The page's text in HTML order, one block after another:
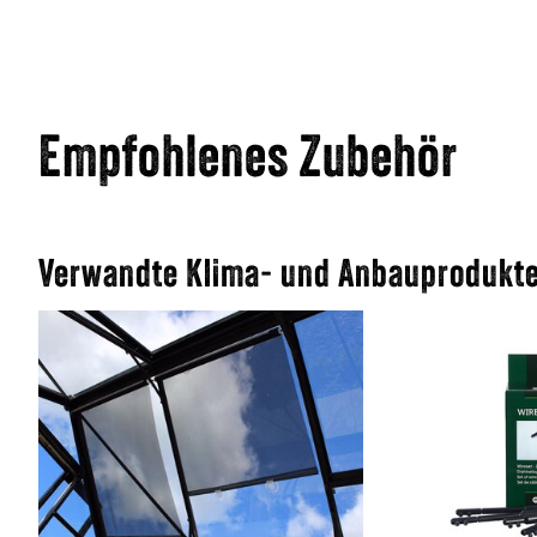
Empfohlenes Zubehör
Verwandte Klima- und